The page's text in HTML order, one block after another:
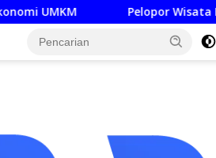
Pelopor Wisata Hijau Jatim Museum